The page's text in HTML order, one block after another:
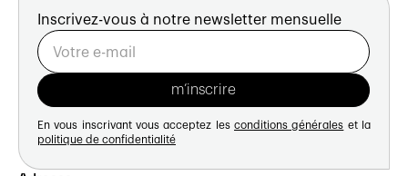
Inscrivez-vous à notre newsletter mensuelle
En vous inscrivant vous acceptez les conditions générales et la
politique de confidentialité